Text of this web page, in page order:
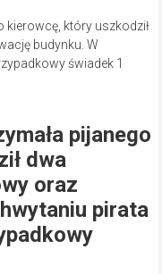
pijanego
dwa
oraz
pirata